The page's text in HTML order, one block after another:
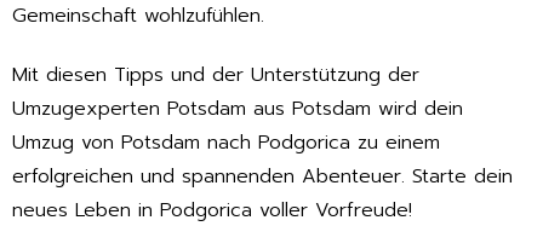
Gemeinschaft wohlzufühlen.
Mit diesen Tipps und der Unterstützung der
Umzugexperten Potsdam aus Potsdam wird dein
Umzug von Potsdam nach Podgorica zu einem
erfolgreichen und spannenden Abenteuer. Starte dein
neues Leben in Podgorica voller Vorfreude!